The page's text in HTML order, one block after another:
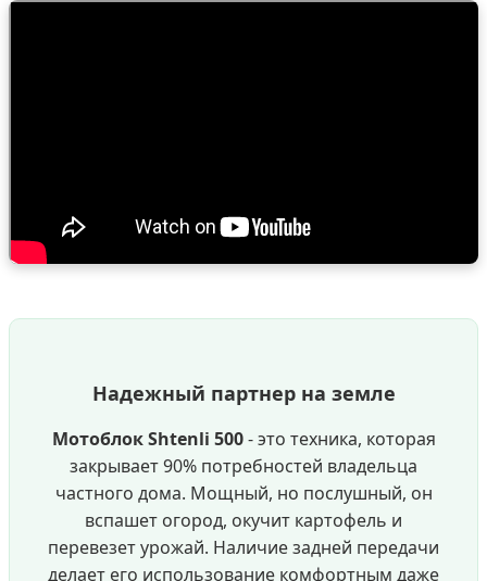
Надежный партнер на земле
Мотоблок Shtenli 500- это техника, которая
закрывает 90% потребностей владельца
частного дома. Мощный, но послушный, он
вспашет огород, окучит картофель и
перевезет урожай. Наличие задней передачи
делает его использование комфортным даже